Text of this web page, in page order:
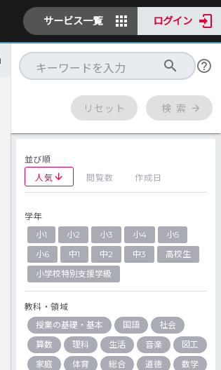
サービス一覧 ログイン
リセット 検 索
並び順
人気
閲覧数 作成日
学年
小1
小2 小3 小4
小5
小6
中1 中2 中3
高校生
小学校特別支援学級
教科・領域
授業の基礎・基本
国語
社会
算数
理科 生活 音楽
図工
家庭
体育 総合 道徳
数学